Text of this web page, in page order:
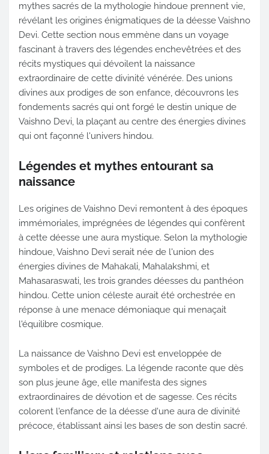
mythes sacrés de la mythologie hindoue prennent vie,
révélant les origines énigmatiques de la déesse Vaishno
Devi. Cette section nous emmène dans un voyage
fascinant à travers des légendes enchevêtrées et des
récits mystiques qui dévoilent la naissance
extraordinaire de cette divinité vénérée. Des unions
divines aux prodiges de son enfance, découvrons les
fondements sacrés qui ont forgé le destin unique de
Vaishno Devi, la plaçant au centre des énergies divines
qui ont façonné l'univers hindou.
Légendes et mythes entourant sa
naissance
Les origines de Vaishno Devi remontent à des époques
immémoriales, imprégnées de légendes qui confèrent
à cette déesse une aura mystique. Selon la mythologie
hindoue, Vaishno Devi serait née de l'union des
énergies divines de Mahakali, Mahalakshmi, et
Mahasaraswati, les trois grandes déesses du panthéon
hindou. Cette union céleste aurait été orchestrée en
réponse à une menace démoniaque qui menaçait
l'équilibre cosmique.
La naissance de Vaishno Devi est enveloppée de
symboles et de prodiges. La légende raconte que dès
son plus jeune âge, elle manifesta des signes
extraordinaires de dévotion et de sagesse. Ces récits
colorent l'enfance de la déesse d'une aura de divinité
précoce, établissant ainsi les bases de son destin sacré.